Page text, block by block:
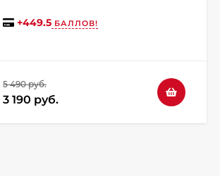
+449.5 БАЛЛОВ!
5 490 руб.
3 190 руб.